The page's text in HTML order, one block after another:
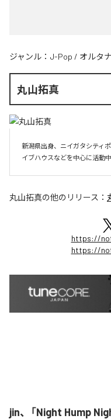
ジャンル： J-Pop / オルタ
丸山拓真
新潟県出身、ニイガタシティ
イブハウスなどを中心に活動中
丸山拓真の他のリリース：
https://
https://
jin、「Night Hump